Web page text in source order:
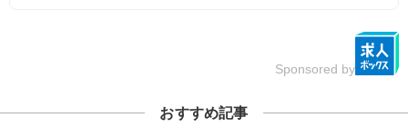
Sponsored by
おすすめ記事